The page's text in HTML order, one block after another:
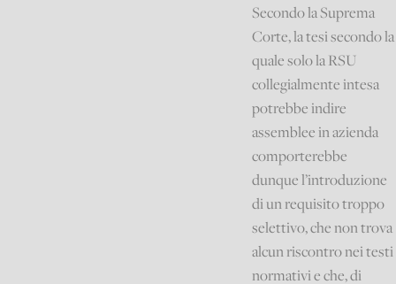
Secondo la Suprema
Corte, la tesi secondo la
quale solo la RSU
collegialmente intesa
potrebbe indire
assemblee in azienda
comporterebbe
dunque l’introduzione
di un requisito troppo
selettivo, che non trova
alcun riscontro nei testi
normativi e che, di